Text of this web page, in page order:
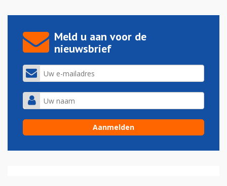
Meld u aan voor de
nieuwsbrief